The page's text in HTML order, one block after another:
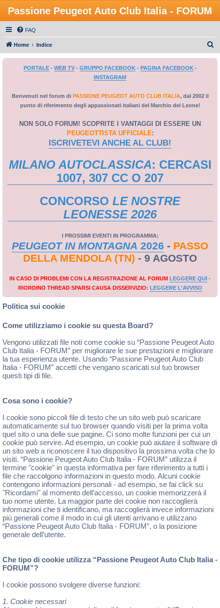
Passione Peugeot Auto Club Italia - FORUM
FAQ
Home Indice
PORTALE- WEB TV- GRUPPO FACEBOOK- PAGINA FACEBOOK-
INSTAGRAM
Benvenuti nel forum di PASSIONE PEUGEOT AUTO CLUB ITALIA, dal 2002 il
punto di riferimento degli appassionati italiani del Marchio del Leone!
NON SOLO FORUM! SCOPRITE I VANTAGGI DI ESSERE UN
PEUGEOTTISTA UFFICIALE:
ISCRIVETEVI ANCHE AL CLUB!
MILANO AUTOCLASSICA: CERCASI
1007, 307 CC O 207
CONCORSO LE NOSTRE
LEONESSE 2026
I PROSSIMI EVENTI IN PROGRAMMA:
PEUGEOT IN MONTAGNA 2026 - PASSO
DELLA MENDOLA (TN) - 9 AGOSTO
IN CASO DI PROBLEMI CON LA REGISTRAZIONE AL FORUM LEGGERE QUI -
RIORDINO THREAD SPARSI CAUSA DISSERVIZIO: LEGGERE L'AVVISO
Politica sui cookie
Come utilizziamo i cookie su questa Board?
Vengono utilizzati file noti come cookie su “Passione Peugeot Auto
Club Italia - FORUM” per migliorare le sue prestazioni e migliorare
la tua esperienza utente. Usando “Passione Peugeot Auto Club
Italia - FORUM” accetti che vengano scaricati sul tuo browser
questi tipi di file.
Cosa sono i cookie?
I cookie sono piccoli file di testo che un sito web può scaricare
automaticamente sul tuo browser quando visiti per la prima volta
quel sito o una delle sue pagine. Ci sono molte funzioni per cui un
cookie può servire. Ad esempio, un cookie può aiutare il software di
un sito web a riconoscere il tuo dispositivo la prossima volta che lo
visiti. “Passione Peugeot Auto Club Italia - FORUM” utilizza il
termine "cookie" in questa informativa per fare riferimento a tutti i
file che raccolgono informazioni in questo modo. Alcuni cookie
contengono informazioni personali - ad esempio, se fai click su
"Ricordami" al momento dell’accesso, un cookie memorizzerà il
tuo nome utente. La maggior parte dei cookie non raccoglierà
informazioni che ti identificano, ma raccoglierà invece informazioni
più generali come il modo in cui gli utenti arrivano e utilizzano
“Passione Peugeot Auto Club Italia - FORUM”, o la posizione
generale dell’utente.
Che tipo di cookie utilizza “Passione Peugeot Auto Club Italia -
FORUM”?
I cookie possono svolgere diverse funzioni:
1. Cookie necessari